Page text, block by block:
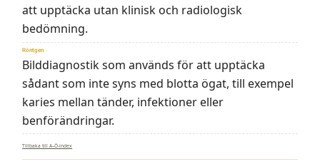
att upptäcka utan klinisk och radiologisk
bedömning.
Röntgen
Bilddiagnostik som används för att upptäcka
sådant som inte syns med blotta ögat, till exempel
karies mellan tänder, infektioner eller
benförändringar.
Tillbaka till A–Ö-index